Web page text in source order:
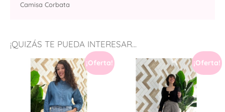
¡QUIZÁS TE PUEDA INTERESAR...
¡Oferta! ¡Oferta!
Camisa Corbata